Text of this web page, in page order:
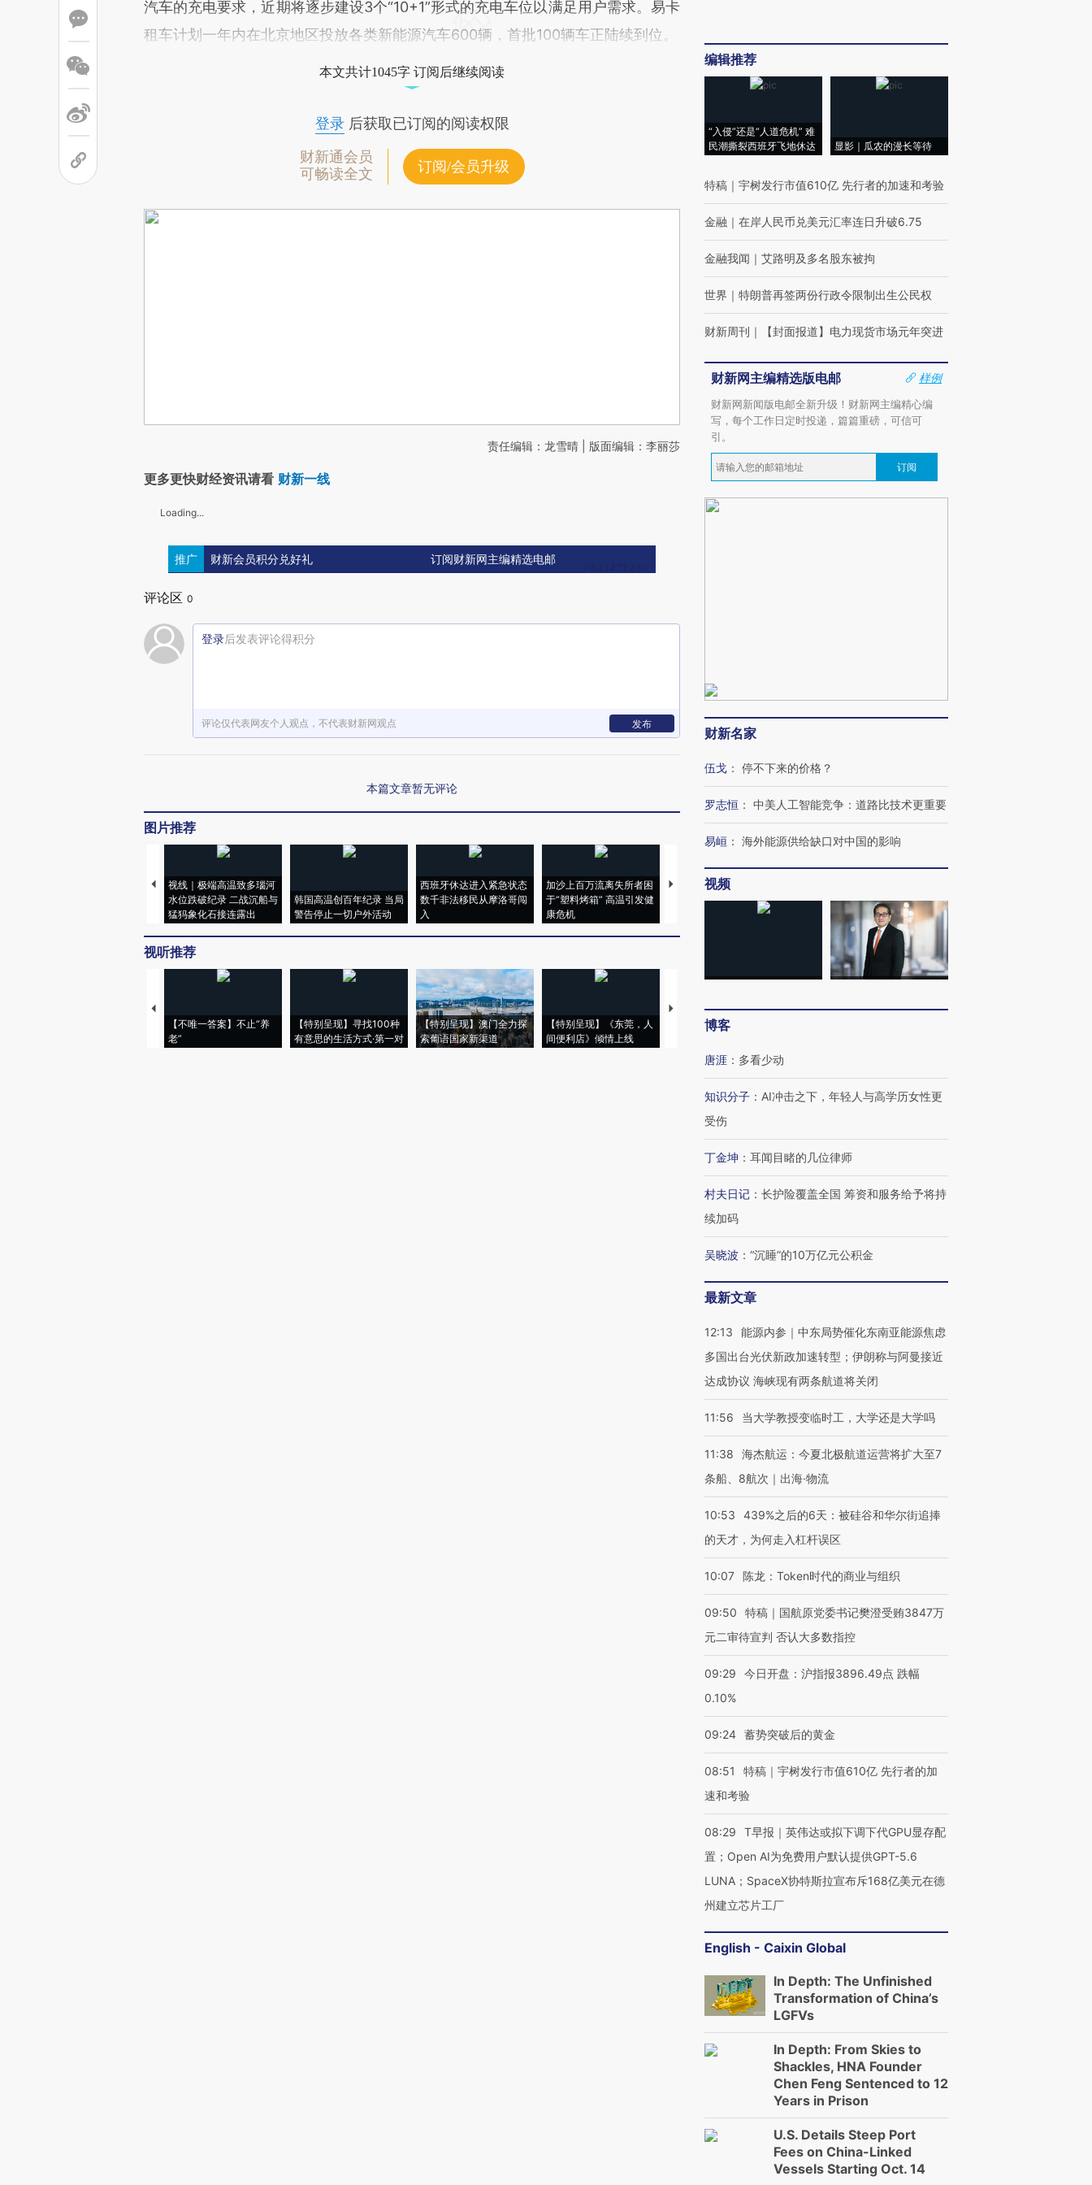
汽车的充电要求，近期将逐步建设3个“10+1”形式的充电车位以满足用户需求。易卡
租车计划一年内在北京地区投放各类新能源汽车600辆，首批100辆车正陆续到位。
本文共计1045字 订阅后继续阅读
登录后获取已订阅的阅读权限
财新通会员
可畅读全文
订阅/会员升级
责任编辑：龙雪晴 | 版面编辑：李丽莎
更多更快财经资讯请看 财新一线
Loading...
推广 财新会员积分兑好礼 订阅财新网主编精选电邮
评论区 0
登录后发表评论得积分
评论仅代表网友个人观点，不代表财新网观点 发布
本篇文章暂无评论
图片推荐
视线｜极端高温致多瑙河
水位跌破纪录 二战沉船与
猛犸象化石接连露出
韩国高温创百年纪录 当局
警告停止一切户外活动
西班牙休达进入紧急状态
数千非法移民从摩洛哥闯
入
加沙上百万流离失所者困
于“塑料烤箱” 高温引发健
康危机
视线｜HYROX的吸金
术：是什么让中产们甘
粒摇头丸 尿检体内含3种
度Z世代 用街头抗争将教
育部长拱下台
视听推荐
【不唯一答案】不止“养
老”
【特别呈现】寻找100种
有意思的生活方式·第一对
【特别呈现】澳门全力探
索葡语国家新渠道
【特别呈现】《东莞，人
间便利店》倾情上线
【推广】走进第四届链博
会，让数智科技“链”接产
【商旅对话】华住集团
编辑推荐
“入侵”还是“人道危机” 难
民潮撕裂西班牙飞地休达
显影｜瓜农的漫长等待
特稿 ｜ 宇树发行市值610亿 先行者的加速和考验
金融 ｜ 在岸人民币兑美元汇率连日升破6.75
金融我闻 ｜ 艾路明及多名股东被拘
世界 ｜ 特朗普再签两份行政令限制出生公民权
财新周刊 ｜ 【封面报道】电力现货市场元年突进
财新网主编精选版电邮
样例
财新网新闻版电邮全新升级！财新网主编精心编
写，每个工作日定时投递，篇篇重磅，可信可
引。
订阅
财新名家
伍戈 ： 停不下来的价格？
罗志恒 ： 中美人工智能竞争：道路比技术更重要
易峘 ： 海外能源供给缺口对中国的影响
视频
博客
唐涯 ： 多看少动
知识分子 ： AI冲击之下，年轻人与高学历女性更
受伤
丁金坤 ： 耳闻目睹的几位律师
村夫日记 ： 长护险覆盖全国 筹资和服务给予将持
续加码
吴晓波 ： “沉睡”的10万亿元公积金
最新文章
12:13
能源内参｜中东局势催化东南亚能源焦虑
多国出台光伏新政加速转型；伊朗称与阿曼接近
达成协议 海峡现有两条航道将关闭
11:56 当大学教授变临时工，大学还是大学吗
11:38
海杰航运：今夏北极航道运营将扩大至7
条船、8航次｜出海·物流
10:53
439%之后的6天：被硅谷和华尔街追捧
的天才，为何走入杠杆误区
10:07 陈龙：Token时代的商业与组织
09:50
特稿｜国航原党委书记樊澄受贿3847万
元二审待宣判 否认大多数指控
09:29
今日开盘：沪指报3896.49点 跌幅
0.10%
09:24 蓄势突破后的黄金
08:51
特稿｜宇树发行市值610亿 先行者的加
速和考验
08:29
T早报｜英伟达或拟下调下代GPU显存配
置；Open AI为免费用户默认提供GPT-5.6
LUNA；SpaceX协特斯拉宣布斥168亿美元在德
州建立芯片工厂
English - Caixin Global
In Depth: The Unfinished
Transformation of China’s
LGFVs
In Depth: From Skies to
Shackles, HNA Founder
Chen Feng Sentenced to 12
Years in Prison
U.S. Details Steep Port
Fees on China-Linked
Vessels Starting Oct. 14